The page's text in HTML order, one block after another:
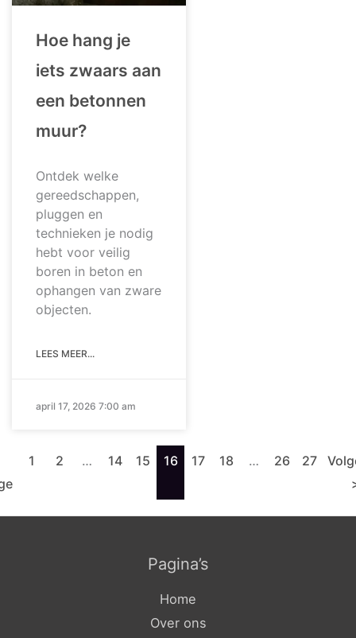
Hoe hang je
iets zwaars aan
een betonnen
muur?
Ontdek welke
gereedschappen,
pluggen en
technieken je nodig
hebt voor veilig
boren in beton en
ophangen van zware
objecten.
LEES MEER...
april 17, 2026 7:00 am
1 2 … 14 15 16 17 18 … 26 27
Pagina’s
Home
Over ons